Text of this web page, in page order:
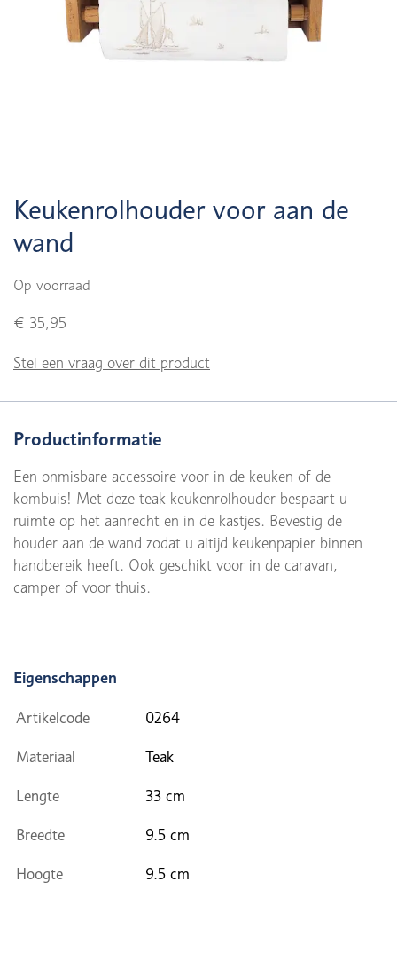
Keukenrolhouder voor aan de
wand
Op voorraad
€ 35,95
Stel een vraag over dit product
Productinformatie
Een onmisbare accessoire voor in de keuken of de
kombuis! Met deze teak keukenrolhouder bespaart u
ruimte op het aanrecht en in de kastjes. Bevestig de
houder aan de wand zodat u altijd keukenpapier binnen
handbereik heeft. Ook geschikt voor in de caravan,
camper of voor thuis.
Eigenschappen
Artikelcode 0264
Materiaal Teak
Lengte 33 cm
Breedte 9.5 cm
Hoogte 9.5 cm